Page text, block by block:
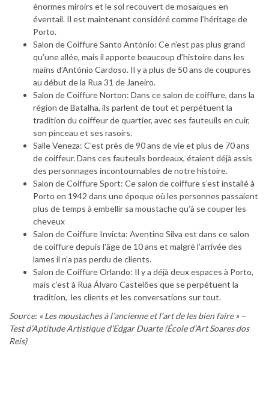
énormes miroirs et le sol recouvert de mosaïques en
éventail. Il est maintenant considéré comme l’héritage de
Porto.
Salon de Coiffure Santo António: Ce n’est pas plus grand
qu’une allée, mais il apporte beaucoup d’histoire dans les
mains d’António Cardoso. Il y a plus de 50 ans de coupures
au début de la Rua 31 de Janeiro.
Salon de Coiffure Norton: Dans ce salon de coiffure, dans la
région de Batalha, ils parlent de tout et perpétuent la
tradition du coiffeur de quartier, avec ses fauteuils en cuir,
son pinceau et ses rasoirs.
Salle Veneza: C’est près de 90 ans de vie et plus de 70 ans
de coiffeur. Dans ces fauteuils bordeaux, étaient déjà assis
des personnages incontournables de notre histoire.
Salon de Coiffure Sport: Ce salon de coiffure s’est installé à
Porto en 1942 dans une époque où les personnes passaient
plus de temps à embellir sa moustache qu’à se couper les
cheveux
Salon de Coiffure Invicta: Aventino Silva est dans ce salon
de coiffure depuis l’âge de 10 ans et malgré l’arrivée des
lames il n’a pas perdu de clients.
Salon de Coiffure Orlando: Il y a déjà deux espaces à Porto,
mais c’est à Rua Álvaro Castelões que se perpétuent la
tradition, les clients et les conversations sur tout.
Source: « Les moustaches à l’ancienne et l’art de les bien faire » –
Test d’Aptitude Artistique d’Edgar Duarte (École d’Art Soares dos
Reis)